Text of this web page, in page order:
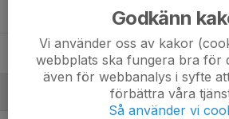
Sixten Petersson
16. Viktor Ottosson
Godkänn
Vi använder oss av kakor
webbplats ska fungera bra för
även för webbanalys i syfte
förbättra våra
Så använder vi